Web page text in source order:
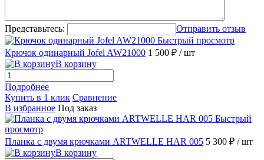
Представьтесь:
Отправить отзыв
Быстрый просмотр
Крючок одинарный Jofel AW21000 1 500 ₽ / шт
В корзину
Подробнее
Купить в 1 клик Сравнение
В избранное Под заказ
Быстрый
просмотр
Планка с двумя крючками ARTWELLE HAR 005 5 300 ₽ / шт
В корзину